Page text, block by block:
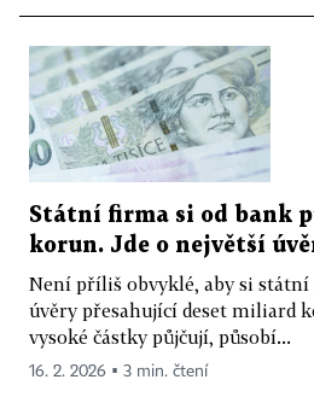
Státní firma si od bank
korun. Jde o největší
Není příliš obvyklé, aby si
úvěry přesahující deset miliard
vysoké částky půjčují, působí...
16. 2. 2026 ▪ 3 min. čtení